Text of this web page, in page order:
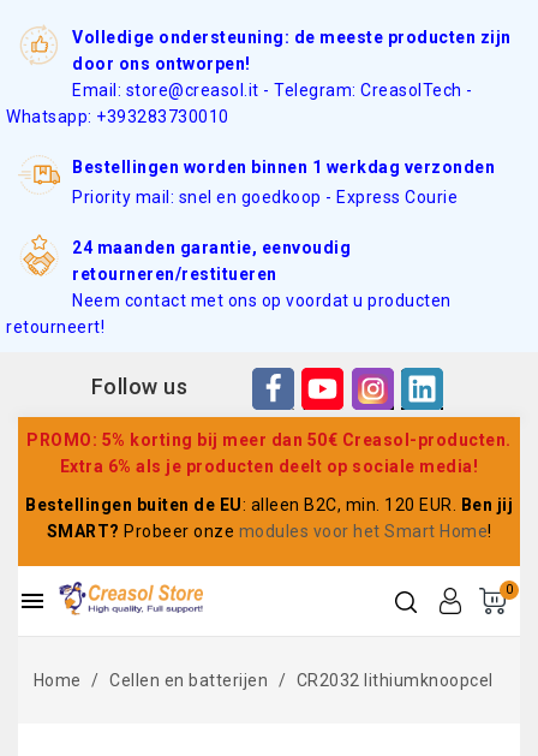
Volledige ondersteuning: de meeste producten zijn
door ons ontworpen!
Email: store@creasol.it - Telegram: CreasolTech -
Whatsapp: +393283730010
Bestellingen worden binnen 1 werkdag verzonden
Priority mail: snel en goedkoop - Express Courie
24 maanden garantie, eenvoudig
retourneren/restitueren
Neem contact met ons op voordat u producten
retourneert!
Follow us
PROMO: 5% korting bij meer dan 50€ Creasol-producten.
Extra 6% als je producten deelt op sociale media!
Bestellingen buiten de EU: alleen B2C, min. 120 EUR.
Ben jij
SMART? Probeer onze modules voor het Smart Home!
0

Home Cellen en batterijen CR2032 lithiumknoopcel